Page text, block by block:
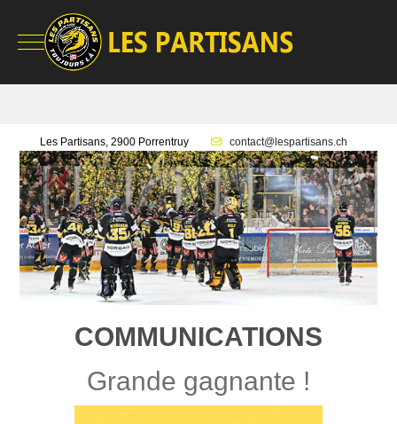
Mobile Menu Toggle
Les Partisans, 2900 Porrentruy contact@lespartisans.ch
COMMUNICATIONS
Grande gagnante !